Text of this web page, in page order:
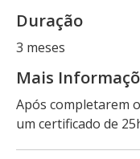
Duração
3 meses
Mais
Após completarem
um certificado de